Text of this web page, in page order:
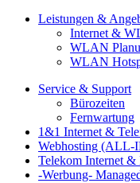
Leistungen &
Internet &
WLAN
WLAN
Service & Support
Bürozeiten
Fernwartung
1&1 Internet &
Webhosting
Telekom Internet
-Werbung-